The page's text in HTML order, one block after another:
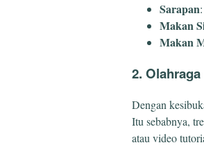
Sarapan
Makan
Makan
2.
Dengan
Itu sebabnya,
atau video